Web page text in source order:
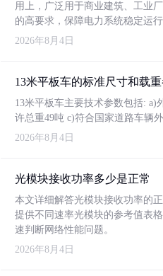
用上，广泛用于商业建筑、工业
的高要求，保障电力系统稳定运行
2026年8月4日
13米平板车的标准尺寸和载
13米平板车主要技术参数包括: a)
许总重49吨 c)符合国家道路车辆
2026年8月4日
光模块接收功率多少是正常
本文详细解答光模块接收功率的
提供不同速率光模块的参考值表
速判断网络性能问题。
2026年8月4日